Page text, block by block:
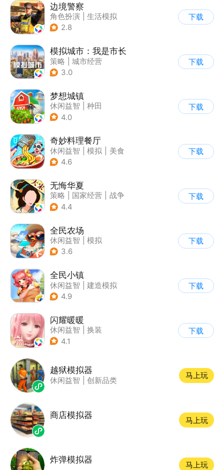
边境警察
角色扮演
生活模拟
| 写实
2.8
下载
模拟城市：我是市长
策略
城市经营
| 模拟城市
3.0
下载
梦想城镇
休闲益智
种田
| 田园生活
4.0
下载
奇妙料理餐厅
休闲益智 模拟
美食
| 宝宝巴士
4.6
下载
无悔华夏
策略 国家经营
战争
| 中国风
4.4
下载
全民农场
休闲益智
模拟
| 田园生活
3.6
下载
全民小镇
休闲益智
建造模拟
| 卡通
4.9
下载
闪耀暖暖
休闲益智
换装
| 美少女
4.1
下载
越狱模拟器
休闲益智 创新品类
马上玩
商店模拟器
马上玩
炸弹模拟器
马上玩